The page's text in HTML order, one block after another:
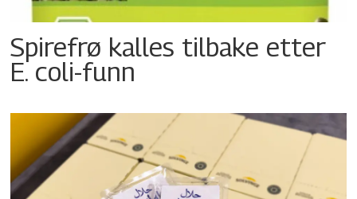
Spirefrø kalles tilbake etter
E. coli-funn